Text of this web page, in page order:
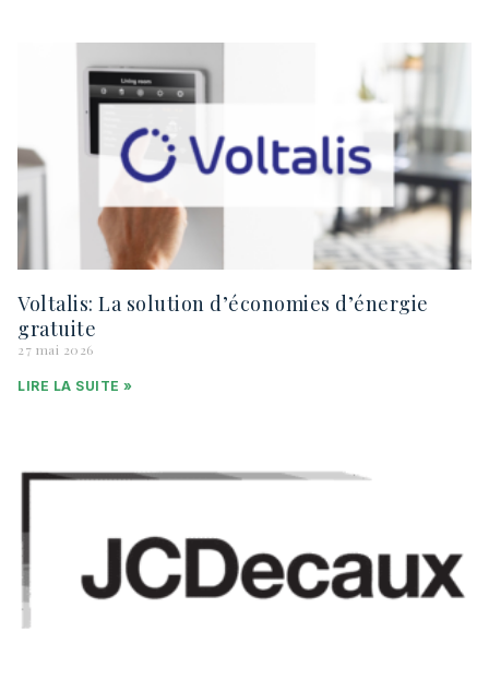
Voltalis: La solution d’économies d’énergie
gratuite
27 mai 2026
LIRE LA SUITE »